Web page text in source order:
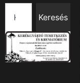
Keresés